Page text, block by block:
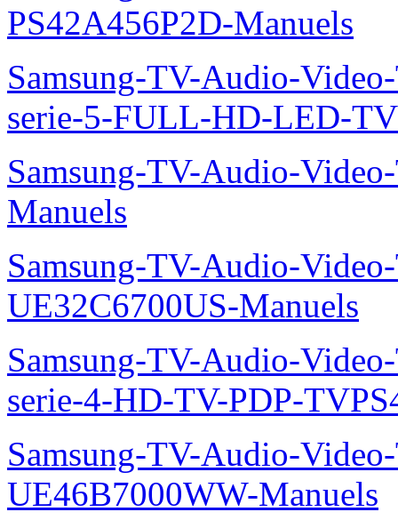
PS42A456P2D-Manuels
Samsung-TV-Audio-
serie-5-FULL-HD-LED-
Samsung-TV-Audio-
Manuels
Samsung-TV-Audio-
UE32C6700US-Manuels
Samsung-TV-Audio-
serie-4-HD-TV-PDP-
Samsung-TV-Audio-
UE46B7000WW-Manuels